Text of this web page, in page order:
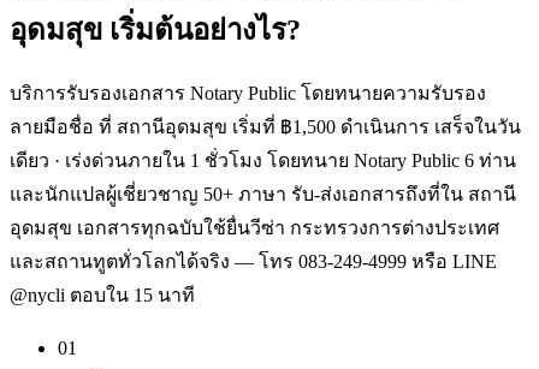
อุดมสุข เริ่มต้นอย่างไร?
บริการรับรองเอกสาร Notary Public โดยทนายความรับรอง
ลายมือชื่อ ที่ สถานีอุดมสุข เริ่มที่ ฿1,500 ดำเนินการ เสร็จในวัน
เดียว · เร่งด่วนภายใน 1 ชั่วโมง โดยทนาย Notary Public 6 ท่าน
และนักแปลผู้เชี่ยวชาญ 50+ ภาษา รับ-ส่งเอกสารถึงที่ใน สถานี
อุดมสุข เอกสารทุกฉบับใช้ยื่นวีซ่า กระทรวงการต่างประเทศ
และสถานทูตทั่วโลกได้จริง — โทร 083-249-4999 หรือ LINE
@nycli ตอบใน 15 นาที
01